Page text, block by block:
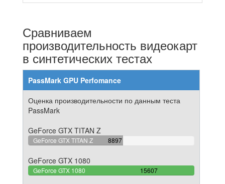
Сравниваем
производительность видеокарт
в синтетических тестах
PassMark GPU Perfomance
Оценка производительности по данным теста
PassMark
GeForce GTX TITAN Z
GeForce GTX TITAN Z 8897
57.006471455116%
GeForce GTX 1080
GeForce GTX 1080 15607
100%